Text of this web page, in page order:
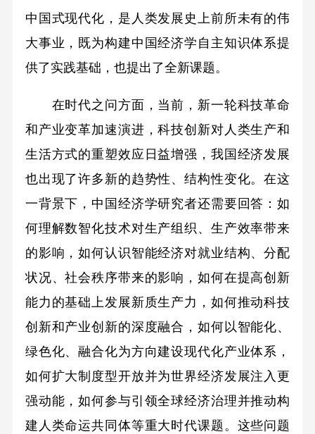
中国式现代化，是人类发展史上前所未有的伟
大事业，既为构建中国经济学自主知识体系提
供了实践基础，也提出了全新课题。
在时代之问方面，当前，新一轮科技革命
和产业变革加速演进，科技创新对人类生产和
生活方式的重塑效应日益增强，我国经济发展
也出现了许多新的趋势性、结构性变化。在这
一背景下，中国经济学研究者还需要回答：如
何理解数智化技术对生产组织、生产效率带来
的影响，如何认识智能经济对就业结构、分配
状况、社会秩序带来的影响，如何在提高创新
能力的基础上发展新质生产力，如何推动科技
创新和产业创新的深度融合，如何以智能化、
绿色化、融合化为方向建设现代化产业体系，
如何扩大制度型开放并为世界经济发展注入更
强动能，如何参与引领全球经济治理并推动构
建人类命运共同体等重大时代课题。这些问题